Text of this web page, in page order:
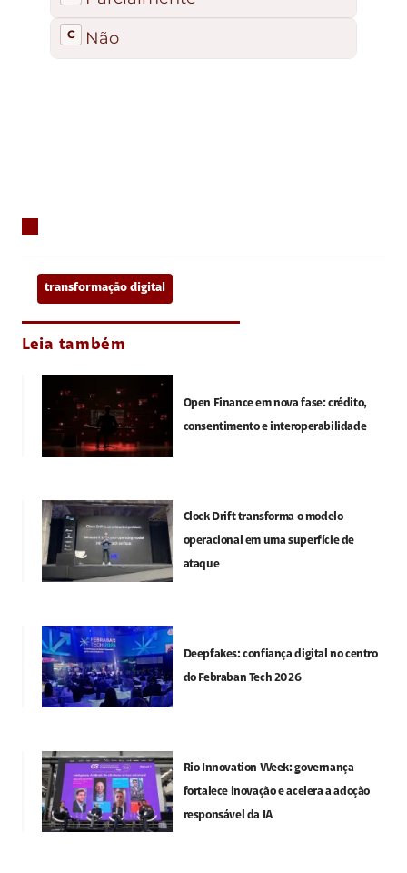
transformação digital
Leia também
Open Finance em nova fase: crédito,
consentimento e interoperabilidade
Clock Drift transforma o modelo
operacional em uma superfície de
ataque
Deepfakes: confiança digital no centro
do Febraban Tech 2026
Rio Innovation Week: governança
fortalece inovação e acelera a adoção
responsável da IA